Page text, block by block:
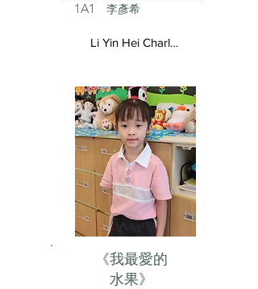
1A1 李彥希
Li Yin Hei Charlotte
《我最愛的
水果》